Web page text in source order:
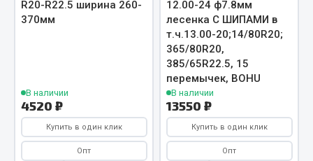
Коробка передач
Рулевое управление
Показать ещё
Весь раздел
Запчасти HOWO
R20-R22.5 ширина 260-
370мм
В наличии
4520 ₽
Купить в один клик
Опт
12.00-24 ф7.8мм
лесенка С ШИПАМИ в
т.ч.13.00-20;14/80R20;
365/80R20,
385/65R22.5, 15
перемычек, BOHU
В наличии
13550 ₽
Купить в один клик
Опт